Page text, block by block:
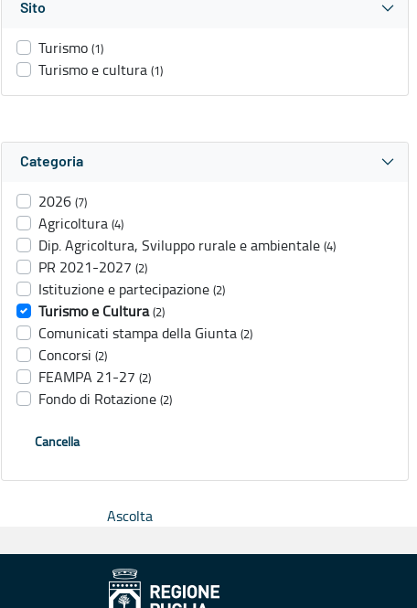
Sito
Turismo (1)
Turismo e cultura (1)
Categoria
2026 (7)
Agricoltura (4)
Dip. Agricoltura, Sviluppo rurale e ambientale (4)
PR 2021-2027 (2)
Istituzione e partecipazione (2)
Turismo e Cultura (2)
Comunicati stampa della Giunta (2)
Concorsi (2)
FEAMPA 21-27 (2)
Fondo di Rotazione (2)
Cancella
Ascolta